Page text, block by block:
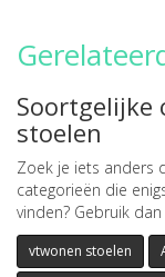
Soortgelijke
stoelen
Zoek je iets anders
categorieën die
vinden? Gebruik
vtwonen stoelen